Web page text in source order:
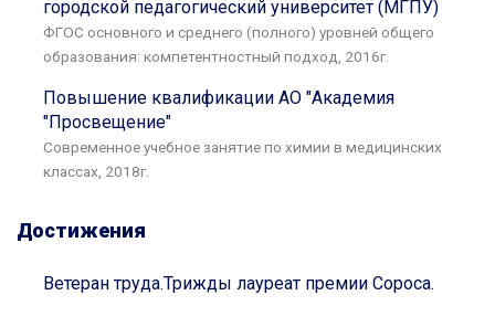
городской педагогический университет (МГПУ)
ФГОС основного и среднего (полного) уровней общего
образования: компетентностный подход, 2016г.
Повышение квалификации АО "Академия
"Просвещение"
Современное учебное занятие по химии в медицинских
классах, 2018г.
Достижения
Ветеран труда.Трижды лауреат премии Сороса.